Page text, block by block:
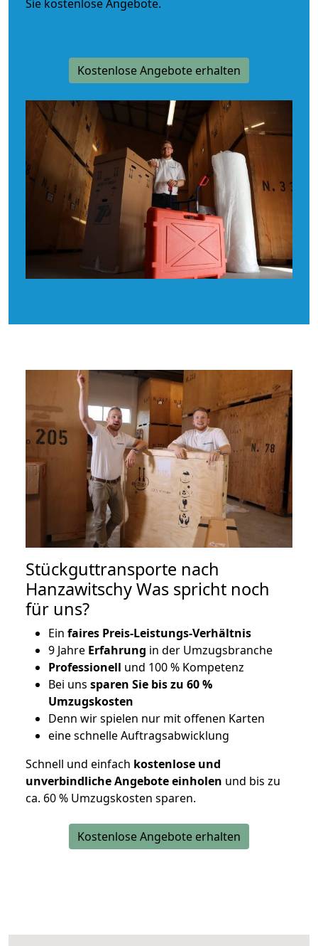
Sie kostenlose Angebote.
Kostenlose Angebote erhalten
Stückguttransporte nach
Hanzawitschy Was spricht noch
für uns?
Ein faires Preis-Leistungs-Verhältnis
9 Jahre Erfahrung in der Umzugsbranche
Professionell und 100 % Kompetenz
Bei uns sparen Sie bis zu 60 %
Umzugskosten
Denn wir spielen nur mit offenen Karten
eine schnelle Auftragsabwicklung
Schnell und einfach kostenlose und
unverbindliche Angebote einholen und bis zu
ca. 60 % Umzugskosten sparen.
Kostenlose Angebote erhalten